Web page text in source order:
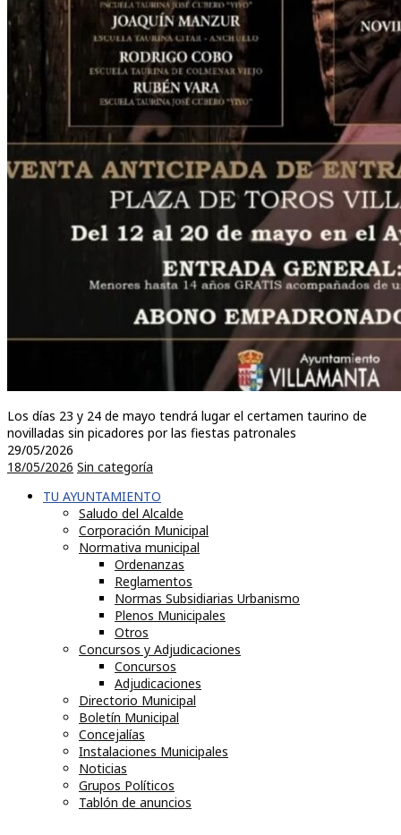
Los días 23 y 24 de mayo tendrá lugar el certamen taurino de
novilladas sin picadores por las fiestas patronales
29/05/2026
18/05/2026 Sin categoría
TU AYUNTAMIENTO
Saludo del Alcalde
Corporación Municipal
Normativa municipal
Ordenanzas
Reglamentos
Normas Subsidiarias Urbanismo
Plenos Municipales
Otros
Concursos y Adjudicaciones
Concursos
Adjudicaciones
Directorio Municipal
Boletín Municipal
Concejalías
Instalaciones Municipales
Noticias
Grupos Políticos
Tablón de anuncios